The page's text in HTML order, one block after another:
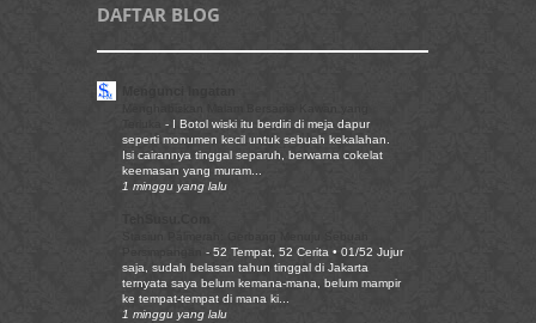
DAFTAR BLOG
- I Botol wiski itu berdiri di meja dapur
seperti monumen kecil untuk sebuah kekalahan.
Isi cairannya tinggal separuh, berwarna cokelat
keemasan yang muram...
1 minggu yang lalu
- 52 Tempat, 52 Cerita • 01/52 Jujur
saja, sudah belasan tahun tinggal di Jakarta
ternyata saya belum kemana-mana, belum mampir
ke tempat-tempat di mana ki...
1 minggu yang lalu